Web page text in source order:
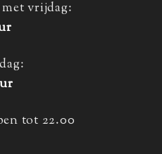
vrijdag:
tot 22.00